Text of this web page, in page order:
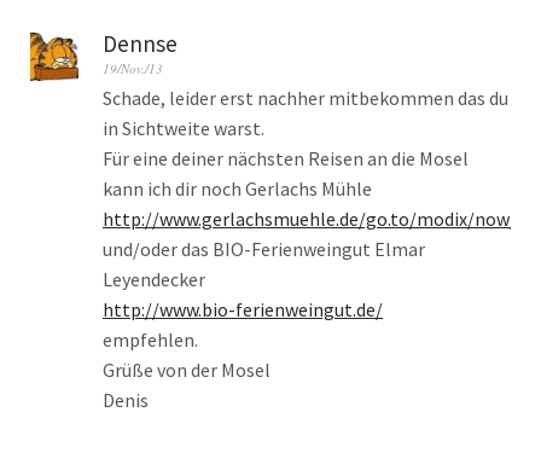
Dennse
19/Nov./13
Schade, leider erst nachher mitbekommen das du
in Sichtweite warst.
Für eine deiner nächsten Reisen an die Mosel
kann ich dir noch Gerlachs Mühle
http://www.gerlachsmuehle.de/go.to/modix/now/
und/oder das BIO-Ferienweingut Elmar
Leyendecker
http://www.bio-ferienweingut.de/‎
empfehlen.
Grüße von der Mosel
Denis